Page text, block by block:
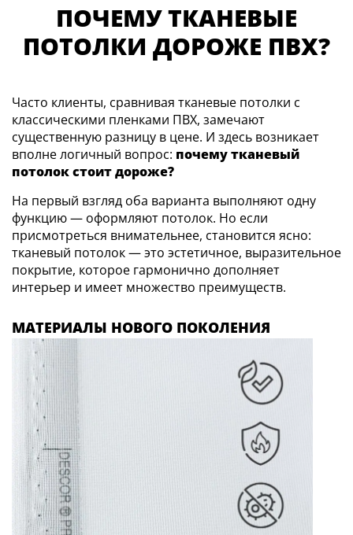
ПОЧЕМУ ТКАНЕВЫЕ
ПОТОЛКИ ДОРОЖЕ ПВХ?
Часто клиенты, сравнивая тканевые потолки с
классическими пленками ПВХ, замечают
существенную разницу в цене. И здесь возникает
вполне логичный вопрос: почему тканевый
потолок стоит дороже?
На первый взгляд оба варианта выполняют одну
функцию — оформляют потолок. Но если
присмотреться внимательнее, становится ясно:
тканевый потолок — это эстетичное, выразительное
покрытие, которое гармонично дополняет
интерьер и имеет множество преимуществ.
МАТЕРИАЛЫ НОВОГО ПОКОЛЕНИЯ